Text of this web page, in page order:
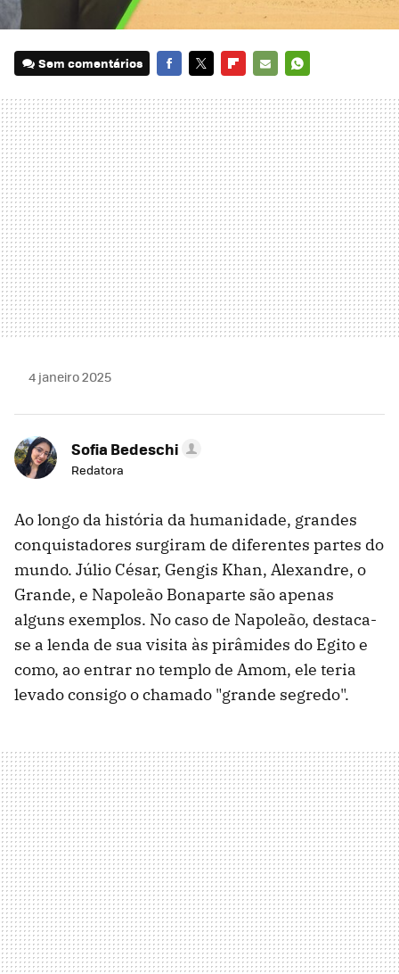
Sem comentários
MAIL
4 janeiro 2025
Sofia Bedeschi
Redatora
Ao longo da história da humanidade, grandes
conquistadores surgiram de diferentes partes do
mundo. Júlio César, Gengis Khan, Alexandre, o
Grande, e Napoleão Bonaparte são apenas
alguns exemplos. No caso de Napoleão, destaca-
se a lenda de sua visita às pirâmides do Egito e
como, ao entrar no templo de Amom, ele teria
levado consigo o chamado "grande segredo".